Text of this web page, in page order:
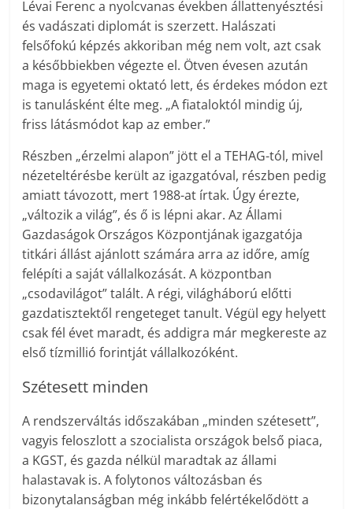
Lévai Ferenc a nyolcvanas években állattenyésztési
és vadászati diplomát is szerzett. Halászati
felsőfokú képzés akkoriban még nem volt, azt csak
a későbbiekben végezte el. Ötven évesen azután
maga is egyetemi oktató lett, és érdekes módon ezt
is tanulásként élte meg. „A fiataloktól mindig új,
friss látásmódot kap az ember.”
Részben „érzelmi alapon” jött el a TEHAG-tól, mivel
nézeteltérésbe került az igazgatóval, részben pedig
amiatt távozott, mert 1988-at írtak. Úgy érezte,
„változik a világ”, és ő is lépni akar. Az Állami
Gazdaságok Országos Központjának igazgatója
titkári állást ajánlott számára arra az időre, amíg
felépíti a saját vállalkozását. A központban
„csodavilágot” talált. A régi, világháború előtti
gazdatisztektől rengeteget tanult. Végül egy helyett
csak fél évet maradt, és addigra már megkereste az
első tízmillió forintját vállalkozóként.
Szétesett minden
A rendszerváltás időszakában „minden szétesett”,
vagyis feloszlott a szocialista országok belső piaca,
a KGST, és gazda nélkül maradtak az állami
halastavak is. A folytonos változásban és
bizonytalanságban még inkább felértékelődött a